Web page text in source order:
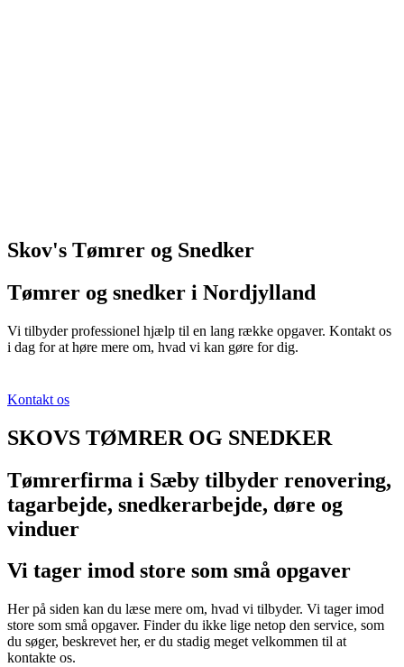
Skov's Tømrer og Snedker
Tømrer og snedker i Nordjylland
Vi tilbyder professionel hjælp til en lang række opgaver. Kontakt os
i dag for at høre mere om, hvad vi kan gøre for dig.
Kontakt os
SKOVS TØMRER OG SNEDKER
Tømrerfirma i Sæby tilbyder renovering,
tagarbejde, snedkerarbejde, døre og
vinduer
Vi tager imod store som små opgaver
Her på siden kan du læse mere om, hvad vi tilbyder. Vi tager imod
store som små opgaver. Finder du ikke lige netop den service, som
du søger, beskrevet her, er du stadig meget velkommen til at
kontakte os.